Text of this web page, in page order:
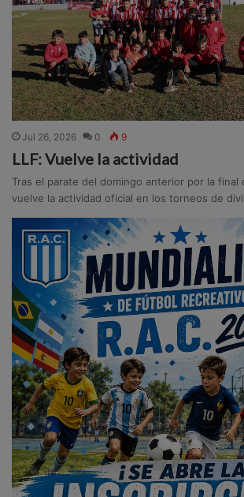
Jul 26, 2026 0 9
LLF: Vuelve la actividad
Tras el parate del domingo anterior por la final
vuelve la actividad oficial en los torneos de